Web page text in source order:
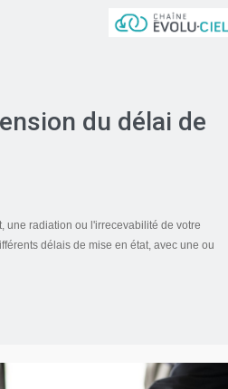
du délai de
une radiation ou l'irrecevabilité de votre
délais de mise en état, avec une ou